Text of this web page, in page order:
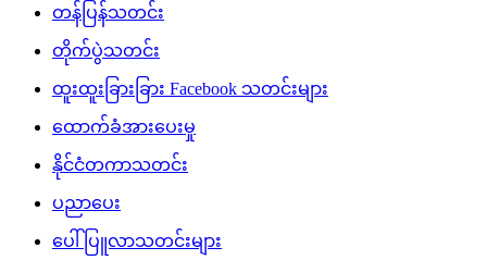
တန်ပြန်သတင်း
တိုက်ပွဲသတင်း
ထူးထူးခြားခြား Facebook သတင်းများ
ထောက်ခံအားပေးမှု
နိုင်ငံတကာသတင်း
ပညာပေး
ပေါ်ပြူလာသတင်းများ